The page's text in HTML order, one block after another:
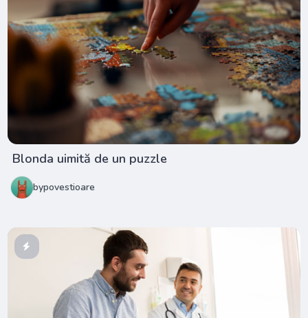
Blonda uimită de un puzzle
bypovestioare